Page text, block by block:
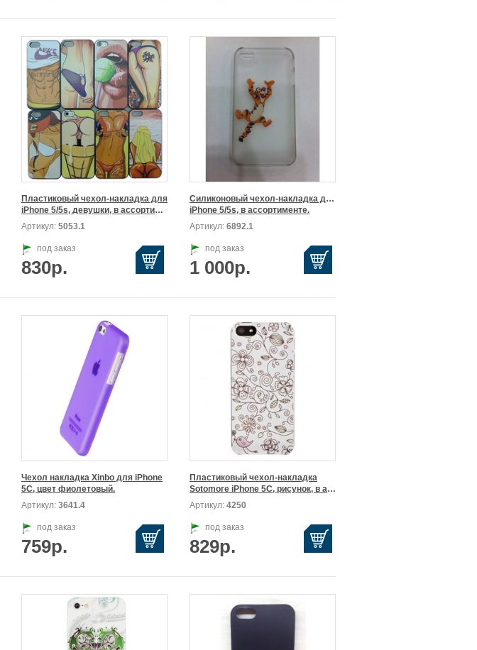
Пластиковый чехол-накладка для
iPhone 5/5s, девушки, в ассортименте.
Артикул: 5053.1
под заказ
830р.
Силиконовый чехол-накладка для
iPhone 5/5s, в ассортименте.
Артикул: 6892.1
под заказ
1 000р.
Чехол накладка Xinbo для iPhone
5C, цвет фиолетовый.
Артикул: 3641.4
под заказ
759р.
Пластиковый чехол-накладка
Sotomore iPhone 5C, рисунок, в ассортименте.
Артикул: 4250
под заказ
829р.